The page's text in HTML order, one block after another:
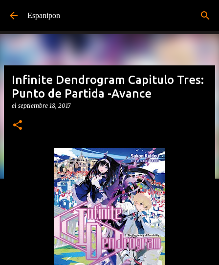
Espanipon
Infinite Dendrogram Capitulo Tres:
Punto de Partida -Avance
el septiembre 18, 2017